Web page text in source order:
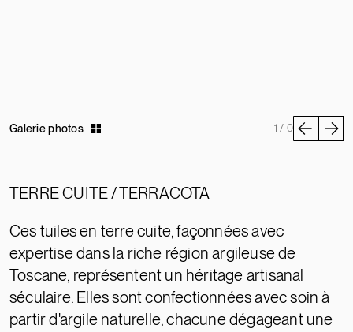
Galerie photos 1 / 0
TERRE CUITE / TERRACOTA
Ces tuiles en terre cuite, façonnées avec
expertise dans la riche région argileuse de
Toscane, représentent un héritage artisanal
séculaire. Elles sont confectionnées avec soin à
partir d'argile naturelle, chacune dégageant une